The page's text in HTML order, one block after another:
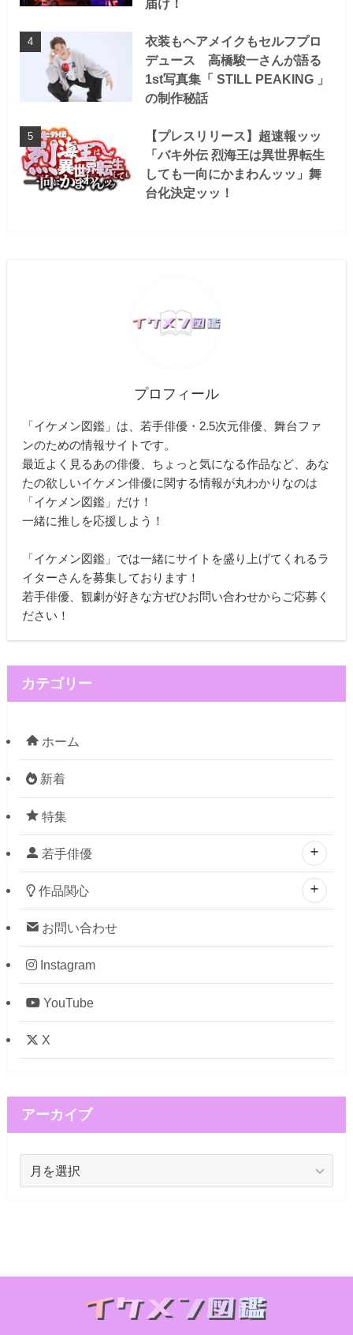
届け！
衣装もヘアメイクもセルフプロ
デュース 高橋駿一さんが語る
1st写真集「 STILL PEAKING 」
の制作秘話
【プレスリリース】超速報ッッ
「バキ外伝 烈海王は異世界転生
しても一向にかまわんッッ」舞
台化決定ッッ！
プロフィール
「イケメン図鑑」は、若手俳優・2.5次元俳優、舞台ファ
ンのための情報サイトです。
最近よく見るあの俳優、ちょっと気になる作品など、あな
たの欲しいイケメン俳優に関する情報が丸わかりなのは
「イケメン図鑑」だけ！
一緒に推しを応援しよう！
「イケメン図鑑」では一緒にサイトを盛り上げてくれるラ
イターさんを募集しております！
若手俳優、観劇が好きな方ぜひお問い合わせからご応募く
ださい！
カテゴリー
ホーム
新着
特集
若手俳優
作品関心
お問い合わせ
Instagram
YouTube
X
アーカイブ